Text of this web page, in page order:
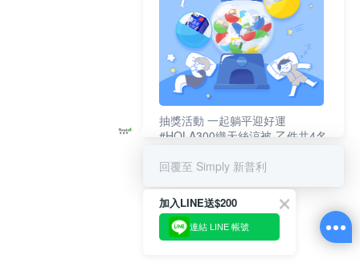
抽獎活動 一起躺平迎好運
#HOLA300織天絲涼被-乙件共4名
回覆至 Simply 新普利
加入LINE送$200
連結 LINE 帳號